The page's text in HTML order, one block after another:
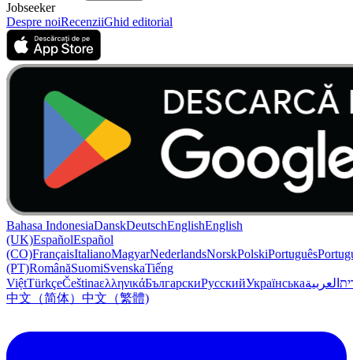
Jobseeker
Despre noiRecenziiGhid editorial
Bahasa IndonesiaDanskDeutschEnglishEnglish
(UK)EspañolEspañol
(CO)FrançaisItalianoMagyarNederlandsNorskPolskiPortuguês
(PT)RomânăSuomiSvenskaTiếng
ViệtTürkçeČeštinaελληνικάБългарскиРусскийУкраїнськаالعربية
中文（简体） 中文（繁體)